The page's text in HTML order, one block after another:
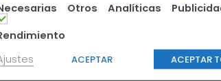
NOT FOUND
isn’t it? It looks like nothing was
Otros Analíticas
ACEPTAR ACEPTAR